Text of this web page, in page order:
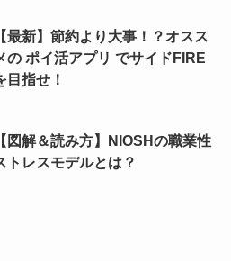
【最新】節約より大事！？オスス
の ポイ活アプリ でサイドFIRE
目指せ！
【図解＆読み方】NIOSHの職業性
トレスモデルとは？